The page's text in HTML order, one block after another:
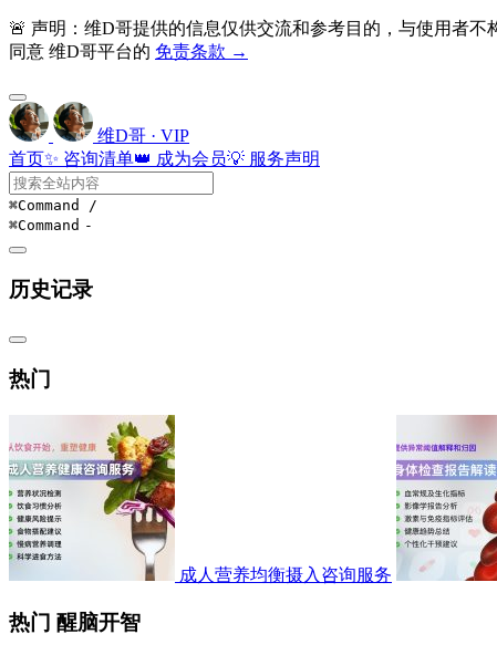
🚨 声明：维D哥提供的信息仅供交流和参考目的，与使用者
同意 维D哥平台的 免责条款 →
维D哥 · VIP
首页✨ 咨询清单👑 成为会员💡 服务声明
⌘Command /
⌘Command -
历史记录
热门
成人营养均衡摄入咨询服务
热门 醒脑开智